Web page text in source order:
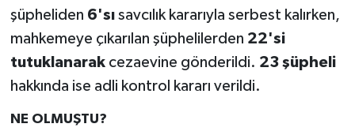
şüpheliden 6'sı savcılık kararıyla serbest kalırken,
mahkemeye çıkarılan şüphelilerden 22'si
tutuklanarakcezaevine gönderildi. 23 şüpheli
hakkında ise adli kontrol kararı verildi.
NE OLMUŞTU?